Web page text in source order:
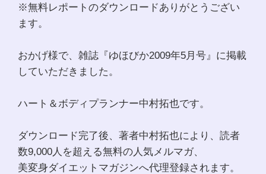
※無料レポートのダウンロードありがとうござい
ます。
おかげ様で、雑誌『ゆほびか2009年5月号』に掲載
していただきました。
ハート＆ボディプランナー中村拓也です。
ダウンロード完了後、著者中村拓也により、読者
数9,000人を超える無料の人気メルマガ、
美変身ダイエットマガジンへ代理登録されます。